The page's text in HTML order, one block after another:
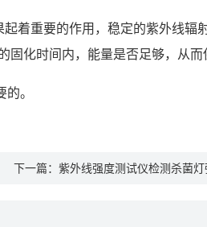
着重要的作用，稳定的紫外线辐
化时间内，能量是否足够，从而
。
下一篇： 紫外线强度测试仪检测杀菌